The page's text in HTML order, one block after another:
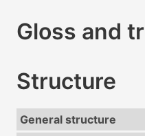
Gloss and
Structure
General structure